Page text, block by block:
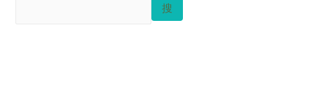
搜